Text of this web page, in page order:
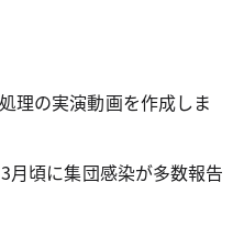
理の実演動画を作成しま
月頃に集団感染が多数報告